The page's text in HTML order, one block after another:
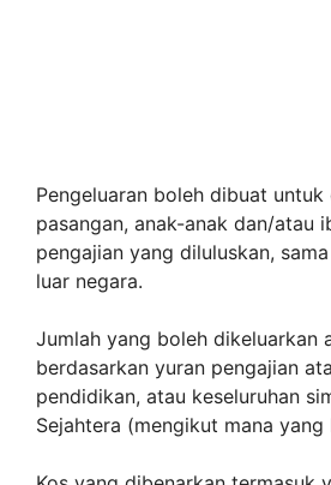
Pengeluaran boleh dibuat untuk
pasangan, anak-anak dan/atau
pengajian yang diluluskan,
luar negara.
Jumlah yang boleh dikeluarkan
berdasarkan yuran pengajian
pendidikan, atau keseluruhan
Sejahtera (mengikut mana yang